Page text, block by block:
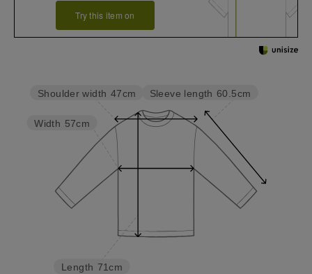
Try this item on
Sleeve length 60.5cm
Length 71cm
Width 57cm
Shoulder width 47cm